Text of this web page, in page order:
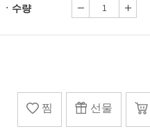
ㆍ수량
찜 선물